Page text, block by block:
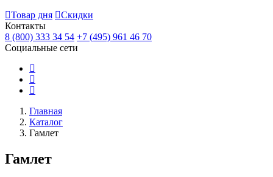
Товар дня
Скидки
Контакты
8 (800) 333 34 54 +7 (495) 961 46 70
Социальные сети
Главная
Каталог
Гамлет
Гамлет